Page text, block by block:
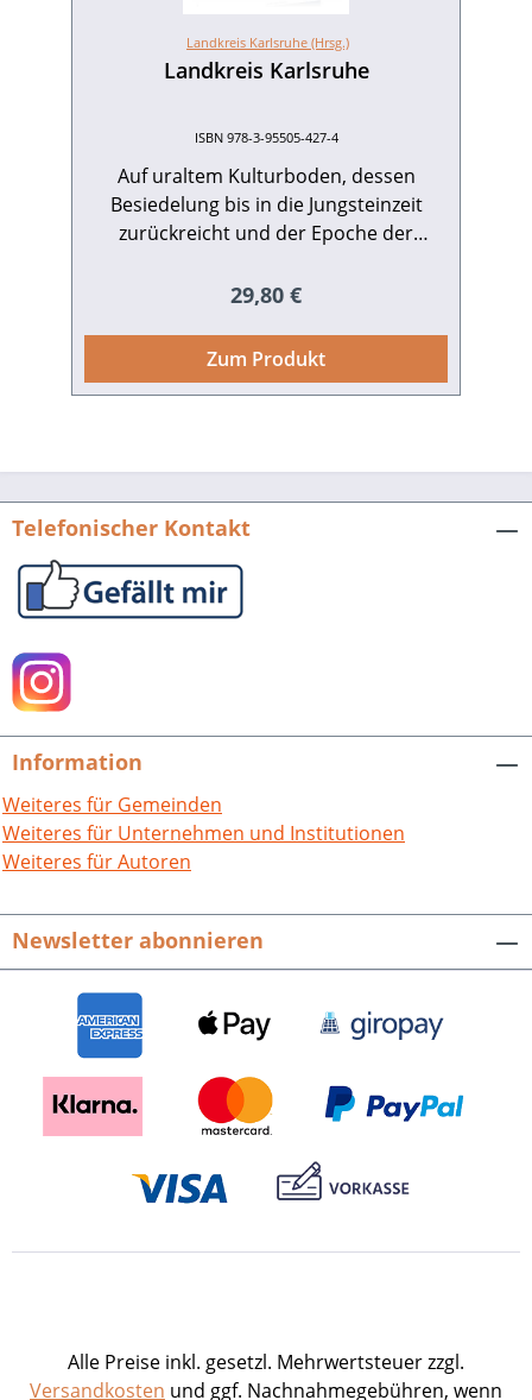
Landkreis Karlsruhe (Hrsg.)
Landkreis Karlsruhe
ISBN 978-3-95505-427-4
Auf uraltem Kulturboden, dessen
Besiedelung bis in die Jungsteinzeit
zurückreicht und der Epoche der
Namen gab, hat sich über viele
Siedlungsstruktur gebildet, die heute
Städten und Gemeinden in über 100
Herrschaftsgebiete, die die Siedlungen
unterschiedliche Topografie der
Rheinebene, des Kraichgaus und der
in Baden-Württemberg und der
Bundesrepublik Deutschland. Wie man
hier lebt und arbeitet, seine Freizeit
verbringt und Traditionen pflegt, zeigt
hierbei ist die zusätzliche digitale
Komponente, die über die
schlaglichtartigen Fotografien hinaus
weitere Informationen über den
Landkreis Karlsruhe erschließt.
Landkreis Karlsruhe. Hrsg. vom
Landkreis Karlsruhe. Mit Bildern der
Fotofreunde Heidelsheim e. V. 208
Einband. ISBN 978-3-95505-427-4. EUR
29,80.
Regulärer Preis:
29,80 €
Zum Produkt
Telefonischer Kontakt
Information
Weiteres für Gemeinden
Weiteres für Unternehmen und Institutionen
Weiteres für Autoren
Newsletter abonnieren
Alle Preise inkl. gesetzl. Mehrwertsteuer zzgl.
Versandkosten und ggf. Nachnahmegebühren, wenn